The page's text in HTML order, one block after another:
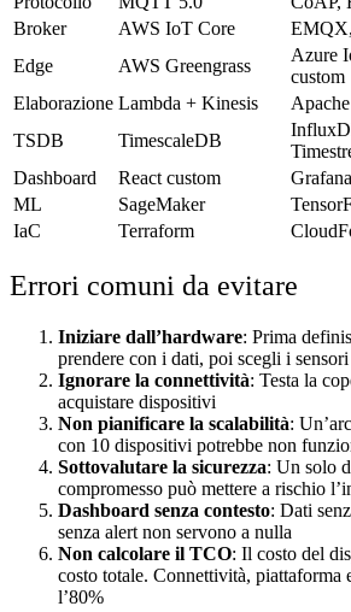
Broker
AWS IoT Core
Edge
AWS Greengrass
Azure
custom
Elaborazione Lambda + Kinesis
TSDB
TimescaleDB
Dashboard
React custom
Grafana
ML
SageMaker
IaC
Terraform
Errori comuni da evitare
Iniziare dall’hardware: Prima
prendere con i dati, poi scegli i sensori
Ignorare la connettività: Testa la
acquistare dispositivi
Non pianificare la scalabilità:
con 10 dispositivi potrebbe non
Sottovalutare la sicurezza: Un solo
compromesso può mettere a rischio
Dashboard senza contesto: Dati
senza alert non servono a nulla
Non calcolare il TCO: Il costo del
costo totale. Connettività, piattaforma
l’80%